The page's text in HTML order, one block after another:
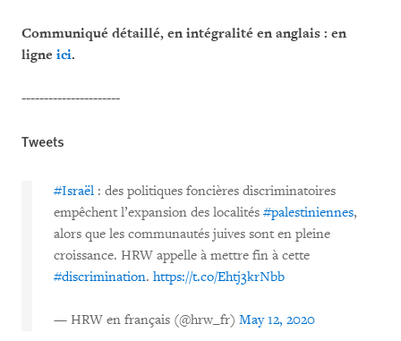
Communiqué détaillé, en intégralité en anglais : en
ligne ici.
----------------------
Tweets
#Israël : des politiques foncières discriminatoires
empêchent l’expansion des localités #palestiniennes,
alors que les communautés juives sont en pleine
croissance. HRW appelle à mettre fin à cette
#discrimination. https://t.co/Ehtj3krNbb
— HRW en français (@hrw_fr) May 12, 2020